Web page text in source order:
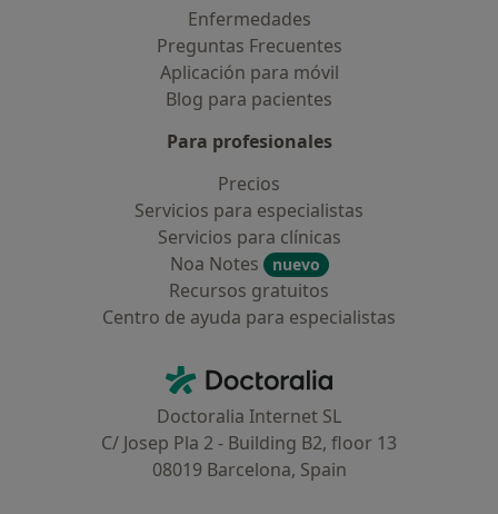
Enfermedades
Preguntas Frecuentes
Aplicación para móvil
Blog para pacientes
Para profesionales
Precios
Servicios para especialistas
Servicios para clínicas
Noa Notes
nuevo
Recursos gratuitos
Centro de ayuda para especialistas
Doctoralia - Página de inicio
Doctoralia Internet SL
C/ Josep Pla 2 - Building B2, floor 13
08019 Barcelona, Spain